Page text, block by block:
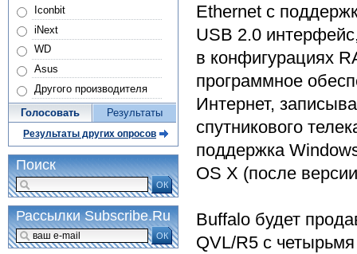
Ethernet с
USB 2.0
в конфигурациях
программное
Интернет,
спутникового
поддержка
OS X (после
Buffalo будет
QVL/R5 с
Iconbit
iNext
WD
Asus
Другого производителя
Голосовать Результаты
Результаты других опросов
Поиск
ОК
Рассылки Subscribe.Ru
ОК